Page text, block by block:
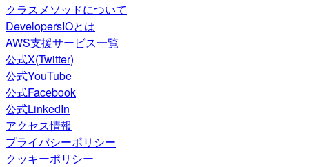
クラスメソッドについて
DevelopersIOとは
AWS支援サービス一覧
公式X(Twitter)
公式YouTube
公式Facebook
公式LinkedIn
アクセス情報
プライバシーポリシー
クッキーポリシー